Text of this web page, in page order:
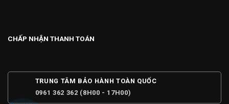
CHẤP NHẬN THANH TOÁN
TRUNG TÂM BẢO HÀNH TOÀN QUỐC
0961 362 362 (8H00 - 17H00)